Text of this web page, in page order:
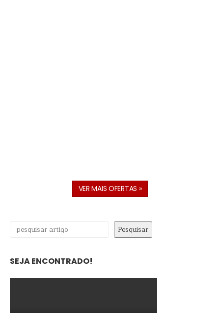
VER MAIS OFERTAS »
Pesquisar Pesquisar
SEJA ENCONTRADO!